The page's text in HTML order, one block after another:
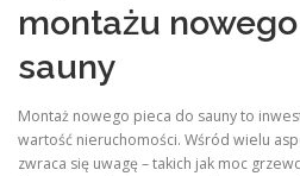
montażu
sauny
Montaż nowego pieca do sauny to
wartość nieruchomości. Wśród wielu
zwraca się uwagę – takich jak moc